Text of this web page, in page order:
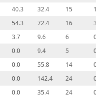
40.3 32.4 15
54.3 72.4 16
3.7 9.6 6
0.0 9.4 5
0.0 55.8 14
0.0 142.4 24
0.0 35.4 24